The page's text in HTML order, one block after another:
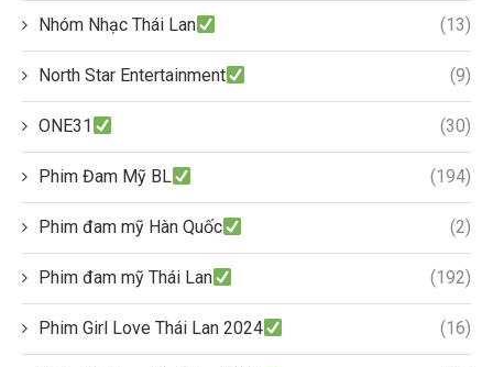
Nhóm Nhạc Thái Lan (13)
North Star Entertainment (9)
ONE31 (30)
Phim Đam Mỹ BL (194)
Phim đam mỹ Hàn Quốc (2)
Phim đam mỹ Thái Lan (192)
Phim Girl Love Thái Lan 2024 (16)